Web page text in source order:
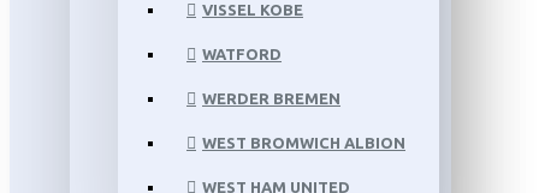
VISSEL KOBE
WATFORD
WERDER BREMEN
WEST BROMWICH ALBION
WEST HAM UNITED